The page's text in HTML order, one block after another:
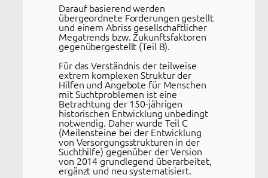
Darauf basierend werden
übergeordnete Forderungen gestellt
und einem Abriss gesellschaftlicher
Megatrends bzw. Zukunftsfaktoren
gegenübergestellt (Teil B).
Für das Verständnis der teilweise
extrem komplexen Struktur der
Hilfen und Angebote für Menschen
mit Suchtproblemen ist eine
Betrachtung der 150-jährigen
historischen Entwicklung unbedingt
notwendig. Daher wurde Teil C
(Meilensteine bei der Entwicklung
von Versorgungsstrukturen in der
Suchthilfe) gegenüber der Version
von 2014 grundlegend überarbeitet,
ergänzt und neu systematisiert.